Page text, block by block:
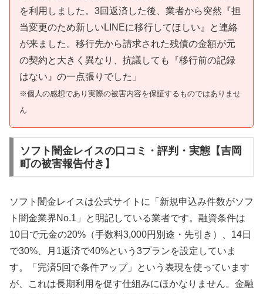
を利用しました。3回返済した後、業者から突然『担
当変更のため新しいLINEに移行してほしい』と連絡
が来ました。移行先から請求された残債の金額が元
の契約と大きく異なり、抗議しても『移行前の記録
はない』の一点張りでした」
※個人の感想であり実際の被害内容を保証するものではありませ
ん
ソフト闇金レイスの口コミ・評判・実態【吉岡
町の被害報告付き】
ソフト闇金レイスは公式サイトに「新規申込み件数がソフ
ト闇金業界No.1」と明記している業者です。融資条件は
10日で元金の20%（手数料3,000円別途・先引き）、14日
で30%、月1返済で40%という3プランを設定していま
す。「完済5回で条件アップ」という表現を使っています
が、これは長期利用を促す仕組みにほかなりません。金融